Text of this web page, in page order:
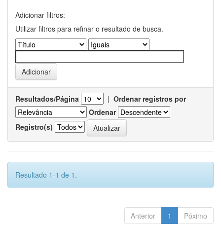
Adicionar filtros:
Utilizar filtros para refinar o resultado de busca.
Resultados/Página | Ordenar registros por
Ordenar
Registro(s)
Resultado 1-1 de 1.
Anterior 1 Póximo